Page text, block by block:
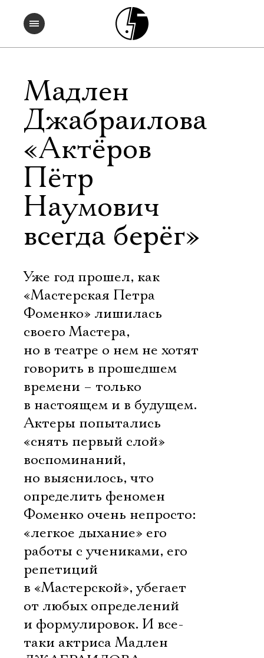
Мадлен
Джабраилова
«Актёров
Пётр
Наумович
всегда берёг»
Уже год прошел, как
«Мастерская Петра
Фоменко» лишилась
своего Мастера,
но в театре о нем не хотят
говорить в прошедшем
времени – только
в настоящем и в будущем.
Актеры попытались
«снять первый слой»
воспоминаний,
но выяснилось, что
определить феномен
Фоменко очень непросто:
«легкое дыхание» его
работы с учениками, его
репетиций
в «Мастерской», убегает
от любых определений
и формулировок. И все-
таки актриса Мадлен